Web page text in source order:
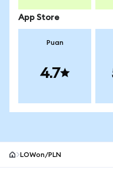
App Store
Puan
4.7
LOWon/PLN